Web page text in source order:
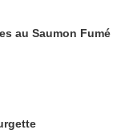
au Saumon Fumé